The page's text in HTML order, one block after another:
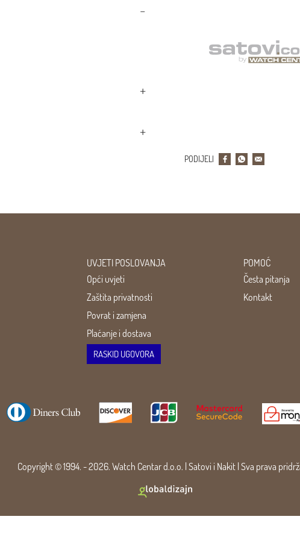
PODIJELI
UVJETI POSLOVANJA
Opći uvjeti
Zaštita privatnosti
Povrat i zamjena
Plaćanje i dostava
RASKID UGOVORA
POMOĆ
Česta pitanja
Kontakt
Copyright © 1994. - 2026. Watch Centar d.o.o. | Satovi i Nakit | Sva prava